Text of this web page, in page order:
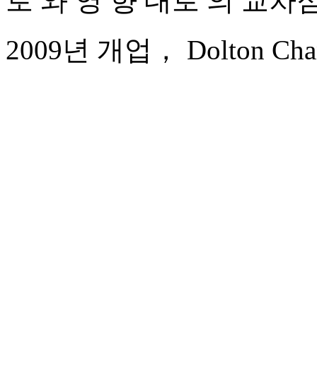
2009년 개업， Dolton